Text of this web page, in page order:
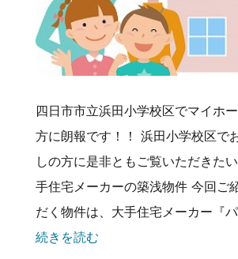
四日市市立浜田小学校区でマイホ
方に朗報です！！ 浜田小学校区で
しの方に是非ともご覧いただきた
手住宅メーカーの築浅物件 今回ご
だく物件は、大手住宅メーカー『
続きを読む